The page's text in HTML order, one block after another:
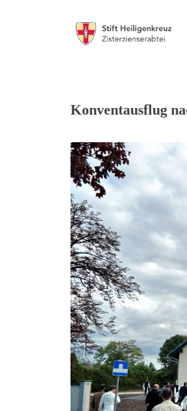
Konventausflug